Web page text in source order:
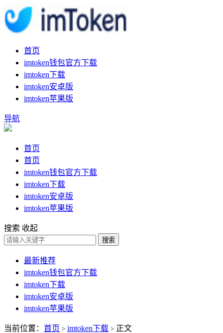
首页
imtoken钱包官方下载
imtoken下载
imtoken安卓版
imtoken苹果版
导航
首页
首页
imtoken钱包官方下载
imtoken下载
imtoken安卓版
imtoken苹果版
搜索 收起
搜索
最新推荐
imtoken钱包官方下载
imtoken下载
imtoken安卓版
imtoken苹果版
当前位置： 首页 > imtoken下载 > 正文